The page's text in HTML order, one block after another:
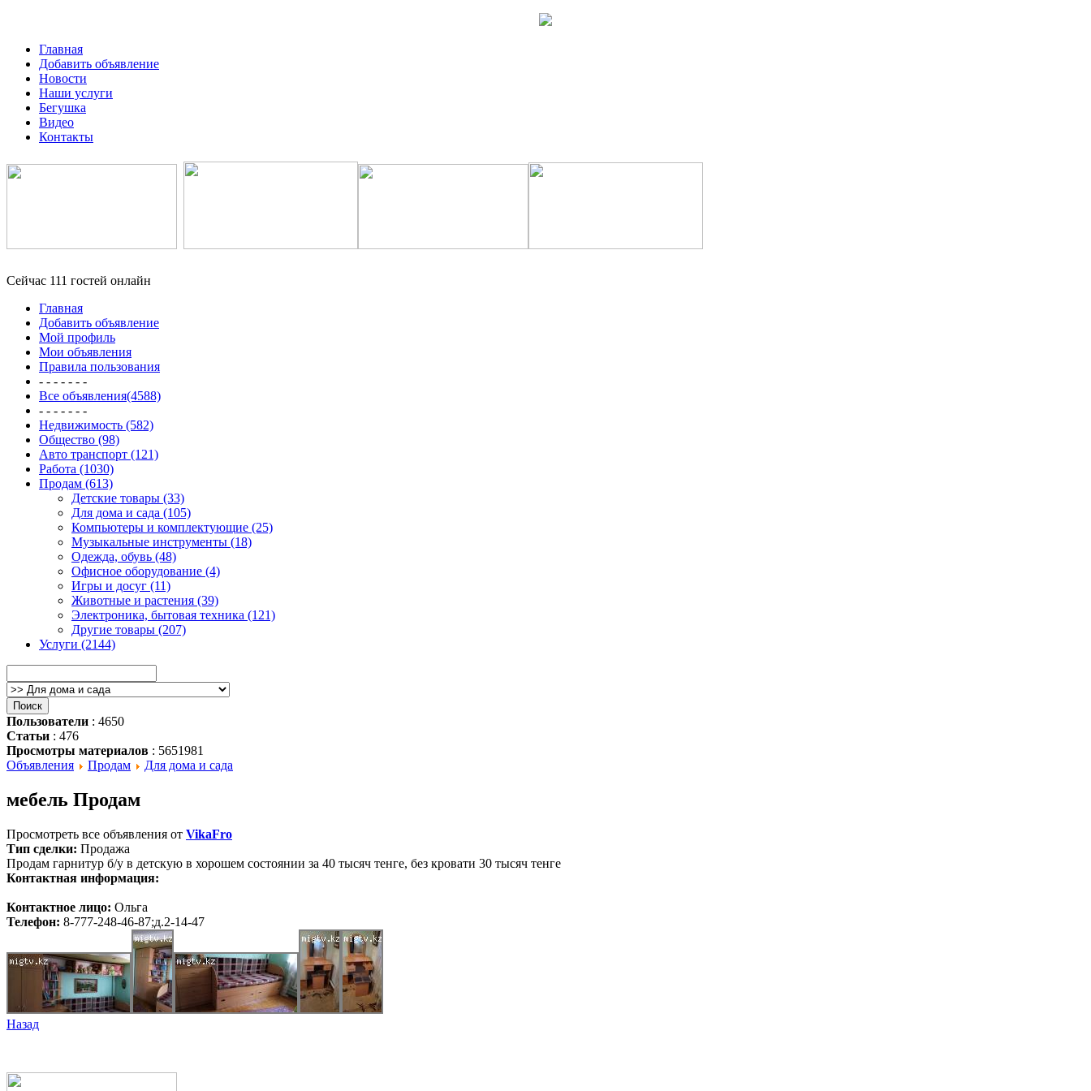
Главная
Добавить объявление
Новости
Наши услуги
Бегушка
Видео
Контакты
Сейчас 111 гостей онлайн
Главная
Добавить объявление
Мой профиль
Мои объявления
Правила пользования
- - - - - - -
Все объявления(4588)
- - - - - - -
Недвижимость (582)
Общество (98)
Авто транспорт (121)
Работа (1030)
Продам (613)
Детские товары (33)
Для дома и сада (105)
Компьютеры и комплектующие (25)
Музыкальные инструменты (18)
Одежда, обувь (48)
Офисное оборудование (4)
Игры и досуг (11)
Животные и растения (39)
Электроника, бытовая техника (121)
Другие товары (207)
Услуги (2144)
Пользователи : 4650
Статьи : 476
Просмотры материалов : 5651981
Объявления
Продам Для дома и сада
мебель Продам
Просмотреть все объявления от VikaFro
Тип сделки: Продажа
Продам гарнитур б/у в детскую в хорошем состоянии за 40 тысяч тенге, без кровати 30 тысяч тенге
Контактная информация:
Контактное лицо: Ольга
Телефон: 8-777-248-46-87;д.2-14-47
Назад